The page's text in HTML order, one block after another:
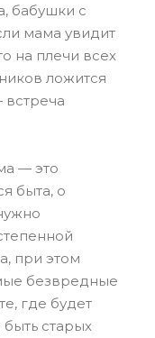
бабушки с
мама увидит
на плечи всех
ложится
встреча
— это
быта, о
при этом
безвредные
где будет
старых